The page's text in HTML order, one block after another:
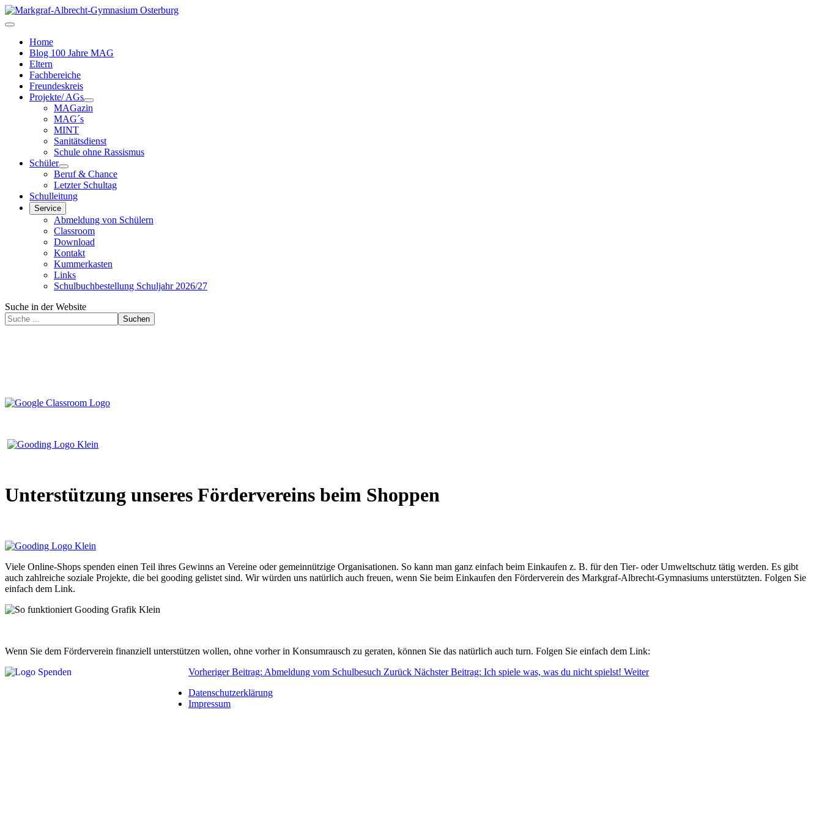
Home
Blog 100 Jahre MAG
Eltern
Fachbereiche
Freundeskreis
Projekte/ AGs
MAGazin
MAG´s
MINT
Sanitätsdienst
Schule ohne Rassismus
Schüler
Beruf & Chance
Letzter Schultag
Schulleitung
Service
Abmeldung von Schülern
Classroom
Download
Kontakt
Kummerkasten
Links
Schulbuchbestellung Schuljahr 2026/27
Suche in der Website
Suchen
Unterstützung unseres Fördervereins beim Shoppen
Viele Online-Shops spenden einen Teil ihres Gewinns an Vereine oder gemeinnützige Organisationen. So kann man ganz einfach beim Einkaufen z. B. für den Tier- oder Umweltschutz tätig werden. Es gibt
auch zahlreiche soziale Projekte, die bei gooding gelistet sind. Wir würden uns natürlich auch freuen, wenn Sie beim Einkaufen den Förderverein des Markgraf-Albrecht-Gymnasiums unterstützten. Folgen Sie
einfach dem Link.
Wenn Sie dem Förderverein finanziell unterstützen wollen, ohne vorher in Konsumrausch zu geraten, können Sie das natürlich auch turn. Folgen Sie einfach dem Link:
Vorheriger Beitrag: Abmeldung vom Schulbesuch Zurück Nächster Beitrag: Ich spiele was, was du nicht spielst! Weiter
Datenschutzerklärung
Impressum